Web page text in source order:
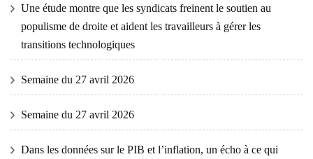
Une étude montre que les syndicats freinent le soutien au
populisme de droite et aident les travailleurs à gérer les
transitions technologiques
Semaine du 27 avril 2026
Semaine du 27 avril 2026
Dans les données sur le PIB et l’inflation, un écho à ce qui